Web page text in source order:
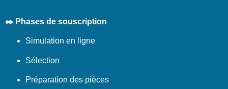
✒️ Phases de souscription
Simulation en ligne
Sélection
Préparation des pièces